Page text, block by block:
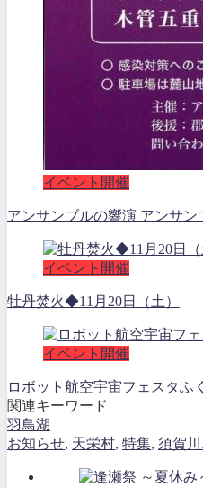
イベント開催
アンサンブルの響演 アンサ
イベント開催
牡丹焚火◆11月20日（土）
イベント開催
ロボット航空宇宙フェスタ
関連キーワード
羽鳥湖
お知らせ, 天栄村, 特集, 須賀